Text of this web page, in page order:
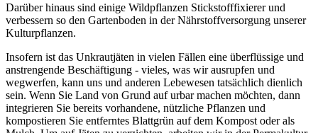
Darüber hinaus sind einige Wildpflanzen Stickstofffixierer und
verbessern so den Gartenboden in der Nährstoffversorgung unserer
Kulturpflanzen.
Insofern ist das Unkrautjäten in vielen Fällen eine überflüssige und
anstrengende Beschäftigung - vieles, was wir ausrupfen und
wegwerfen, kann uns und anderen Lebewesen tatsächlich dienlich
sein. Wenn Sie Land von Grund auf urbar machen möchten, dann
integrieren Sie bereits vorhandene, nützliche Pflanzen und
kompostieren Sie entferntes Blattgrün auf dem Kompost oder als